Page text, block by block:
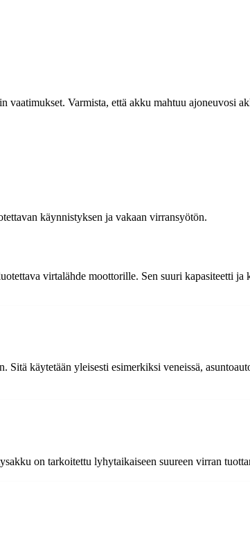
Varmista, että akku mahtuu ajoneuvosi
käynnistyksen ja vakaan virransyötön.
virtalähde moottorille. Sen suuri kapasiteetti
käytetään yleisesti esimerkiksi veneissä,
on tarkoitettu lyhytaikaiseen suureen virran